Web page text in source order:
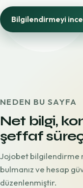
Bilgilendirmeyi
NEDEN BU SAYFA
Net bilgi,
şeffaf
Jojobet bilgilendirme
bulmanız ve hesap
düzenlenmiştir.